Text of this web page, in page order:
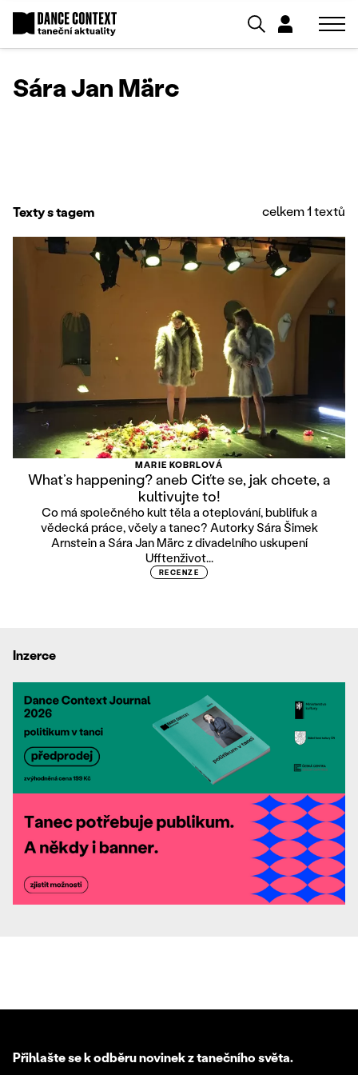
Sára Jan Märc
Texty s tagem celkem 1 textů
MARIE KOBRLOVÁ
What’s happening? aneb Ciťte se, jak chcete, a
kultivujte to!
Co má společného kult těla a oteplování, bublifuk a
vědecká práce, včely a tanec? Autorky Sára Šimek
Arnstein a Sára Jan Märc z divadelního uskupení
Ufftenživot...
RECENZE
Inzerce
Přihlašte se k odběru novinek z tanečního světa.